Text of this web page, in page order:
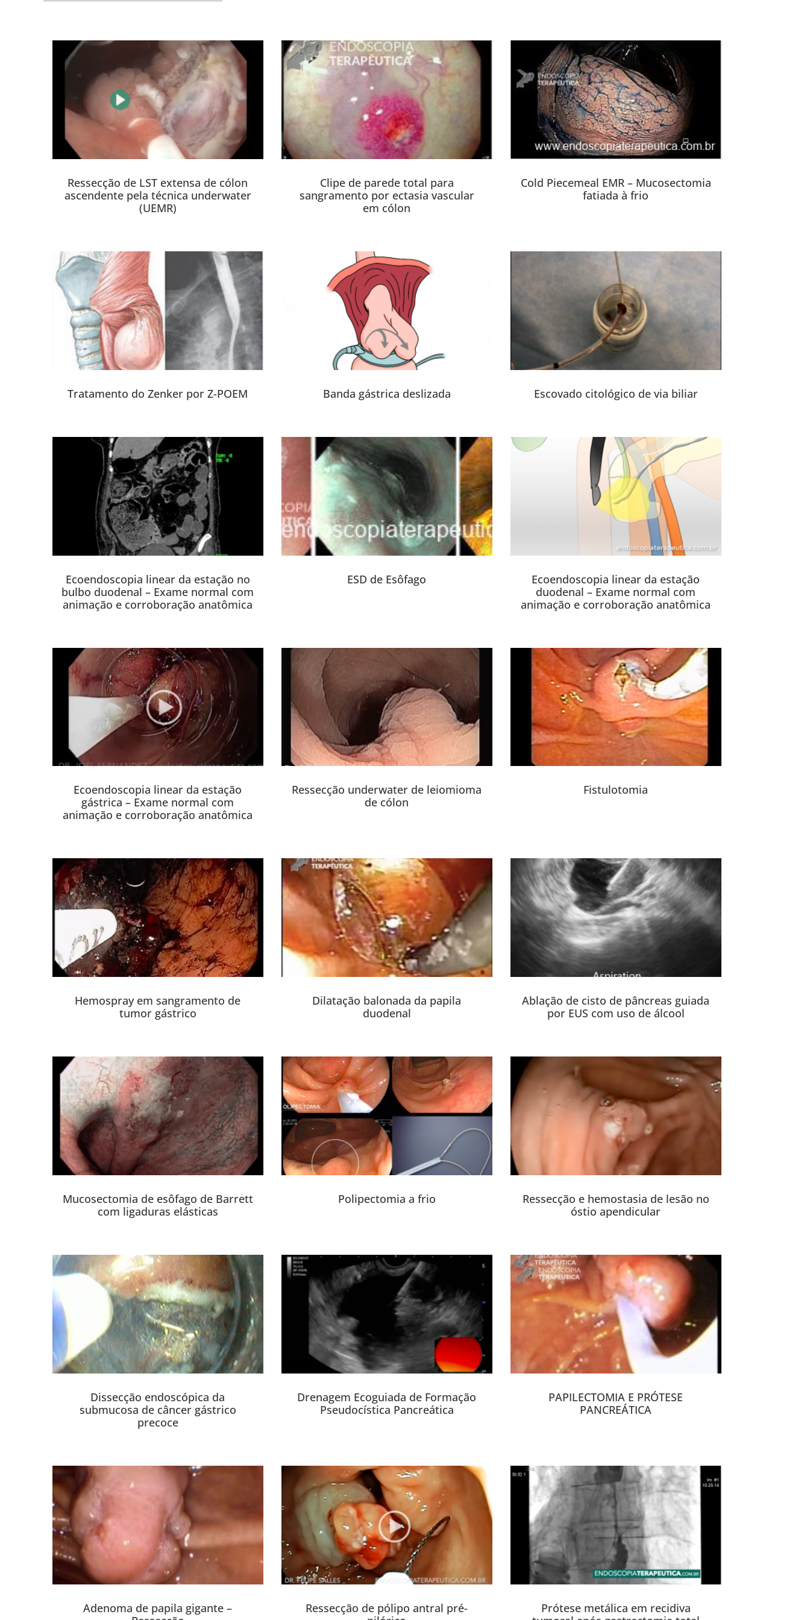
Ressecção de LST extensa de cólon
ascendente pela técnica underwater
(UEMR)
Clipe de parede total para
sangramento por ectasia vascular
em cólon
Cold Piecemeal EMR – Mucosectomia
fatiada à frio
Tratamento do Zenker por Z-POEM Banda gástrica deslizada Escovado citológico de via biliar
Ecoendoscopia linear da estação no
bulbo duodenal – Exame normal com
animação e corroboração anatômica
ESD de Esôfago
Ecoendoscopia linear da estação
duodenal – Exame normal com
animação e corroboração anatômica
Ecoendoscopia linear da estação
gástrica – Exame normal com
animação e corroboração anatômica
Ressecção underwater de leiomioma
de cólon
Fistulotomia
Hemospray em sangramento de
tumor gástrico
Dilatação balonada da papila
duodenal
Ablação de cisto de pâncreas guiada
por EUS com uso de álcool
Mucosectomia de esôfago de Barrett
com ligaduras elásticas
Polipectomia a frio
Ressecção e hemostasia de lesão no
óstio apendicular
Dissecção endoscópica da
submucosa de câncer gástrico
precoce
Drenagem Ecoguiada de Formação
Pseudocística Pancreática
PAPILECTOMIA E PRÓTESE
PANCREÁTICA
Adenoma de papila gigante –
Ressecção de pólipo antral pré-
Prótese metálica em recidiva